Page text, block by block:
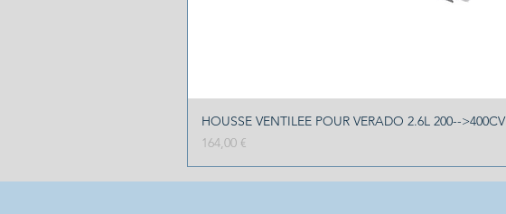
HOUSSE VENTILEE POUR VERADO 2.6L 200-->400CV
Prix
164,00 €